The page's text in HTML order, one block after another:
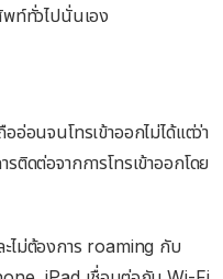
ท์ทั่วไปนั่นเอง
อนจนโทรเข้าออกไม่ได้แต่ว่า
ติดต่อจากการโทรเข้าออกโดย
ะไม่ต้องการ roaming กับ